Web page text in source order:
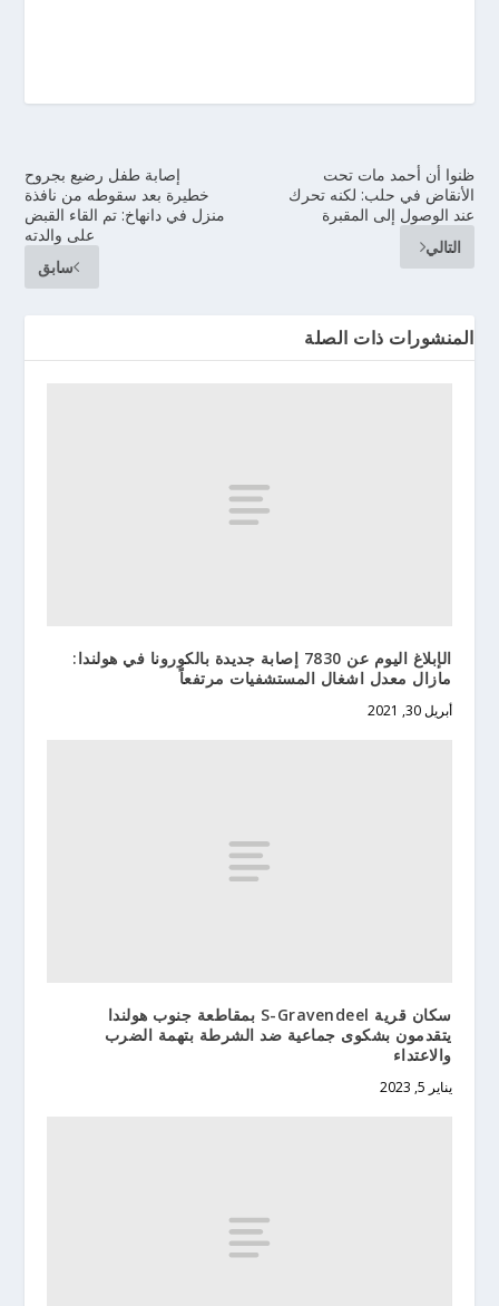
إصابة طفل رضيع بجروح
خطيرة بعد سقوطه من نافذة
منزل في دانهاخ: تم القاء القبض
على والدته
سابق
ظنوا أن أحمد مات تحت
الأنقاض في حلب: لكنه تحرك
عند الوصول إلى المقبرة
التالي
المنشورات ذات الصلة
الإبلاغ اليوم عن 7830 إصابة جديدة بالكورونا في هولندا:
مازال معدل اشغال المستشفيات مرتفعاً
أبريل 30, 2021
سكان قرية S-Gravendeel بمقاطعة جنوب هولندا
يتقدمون بشكوى جماعية ضد الشرطة بتهمة الضرب
والاعتداء
يناير 5, 2023